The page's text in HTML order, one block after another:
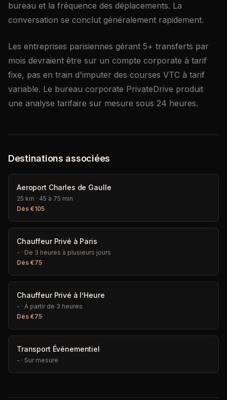
bureau et la fréquence des déplacements. La
conversation se conclut généralement rapidement.
Les entreprises parisiennes gérant 5+ transferts par
mois devraient être sur un compte corporate à tarif
fixe, pas en train d'imputer des courses VTC à tarif
variable. Le bureau corporate PrivateDrive produit
une analyse tarifaire sur mesure sous 24 heures.
Destinations associées
Aeroport Charles de Gaulle
25 km · 45 à 75 min
Dès €105
Chauffeur Privé à Paris
- · De 3 heures à plusieurs jours
Dès €75
Chauffeur Privé à l’Heure
- · À partir de 3 heures
Dès €75
Transport Événementiel
- · Sur mesure